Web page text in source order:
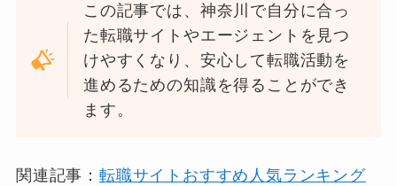
この記事では、神奈川で自分に合っ
た転職サイトやエージェントを見つ
けやすくなり、安心して転職活動を
進めるための知識を得ることができ
ます。
関連記事： 転職サイトおすすめ人気ランキング